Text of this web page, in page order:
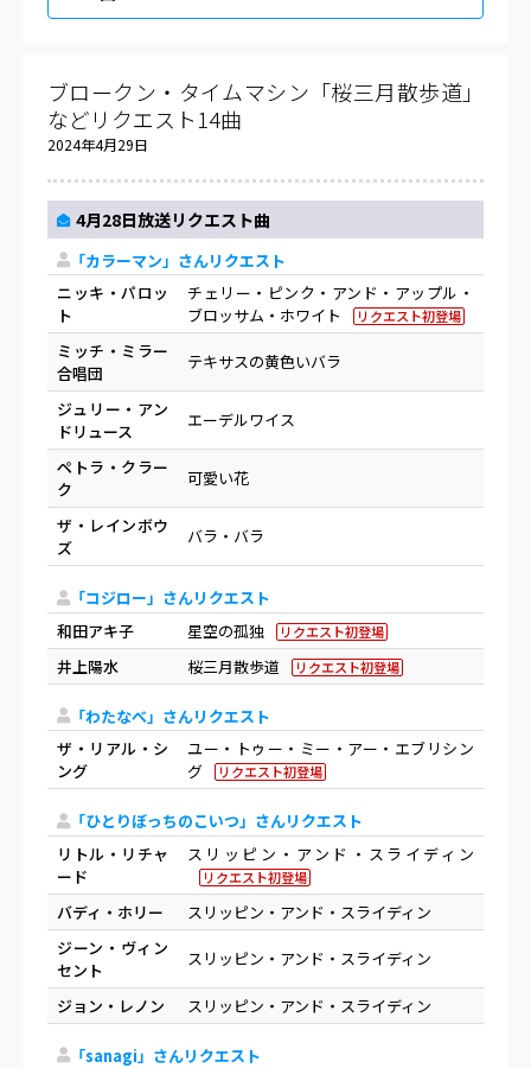
ブロークン・タイムマシン「桜三月散歩道」
などリクエスト14曲
2024年4月29日
4月28日放送リクエスト曲
「カラーマン」さんリクエスト
ニッキ・パロッ
ト
チェリー・ピンク・アンド・アップル・
ブロッサム・ホワイト
リクエスト初登場
ミッチ・ミラー
合唱団
テキサスの黄色いバラ
ジュリー・アン
ドリュース
エーデルワイス
ペトラ・クラー
ク
可愛い花
ザ・レインボウ
ズ
バラ・バラ
「コジロー」さんリクエスト
和田アキ子
星空の孤独 リクエスト初登場
井上陽水 桜三月散歩道 リクエスト初登場
「わたなべ」さんリクエスト
ザ・リアル・シ
ング
ユー・トゥー・ミー・アー・エブリシン
グ
リクエスト初登場
「ひとりぼっちのこいつ」さんリクエスト
リトル・リチャ
ード
スリッピン・アンド・スライディン
リクエスト初登場
バディ・ホリー
スリッピン・アンド・スライディン
ジーン・ヴィン
セント
スリッピン・アンド・スライディン
ジョン・レノン スリッピン・アンド・スライディン
「sanagi」さんリクエスト